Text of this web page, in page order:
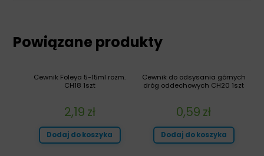
Powiązane produkty
Cewnik do odsysania górnych
dróg oddechowych CH20 1szt
0,59 zł
Dodaj do koszyka
Cewnik Foleya 5-15ml rozm.
CH18 1szt
2,19 zł
Dodaj do koszyka